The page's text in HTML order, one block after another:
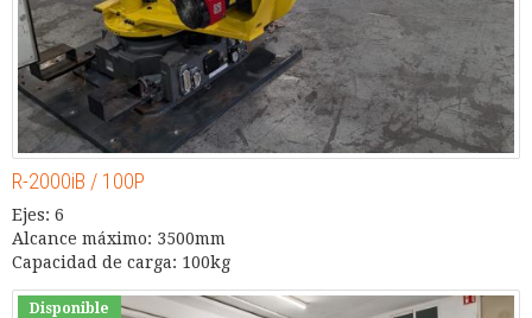
R-2000iB / 100P
Ejes: 6
Alcance máximo: 3500mm
Capacidad de carga: 100kg
Disponible